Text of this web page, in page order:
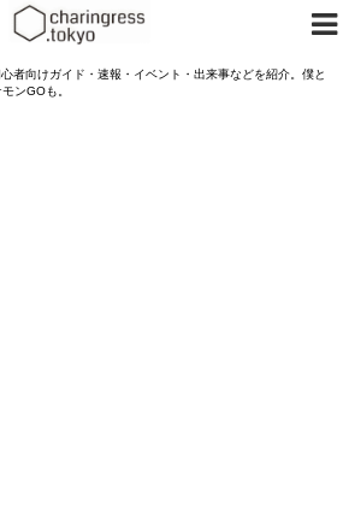
者向けガイド・速報・イベント・出来事などを紹介。僕と
ンGOも。